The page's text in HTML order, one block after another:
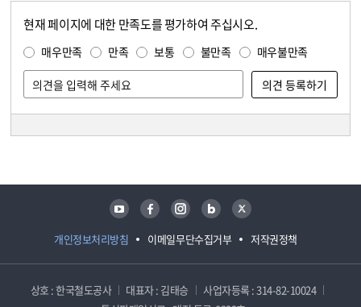
현재 페이지에 대한 만족도를 평가하여 주십시오.
매우만족 만족 보통 불만족 매우불만족
개인정보처리방침 이메일무단수집거부 저작권정책
유튜브 페이스북 인스타그램 블로그 트위터
상호 : 한국철도공사 대표자 : 김태승
사업자등록 : 314-82-10024